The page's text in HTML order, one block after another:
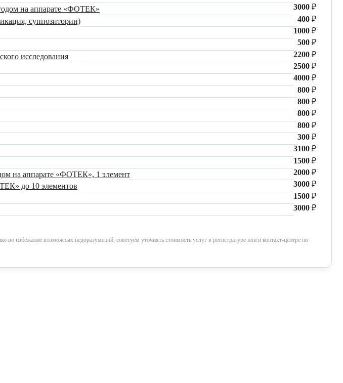
на аппарате «ФОТЕК» 3000 ₽
суппозитории) 400 ₽
1000 ₽
500 ₽
исследования 2200 ₽
2500 ₽
4000 ₽
800 ₽
800 ₽
800 ₽
800 ₽
300 ₽
3100 ₽
1500 ₽
на аппарате «ФОТЕК», 1 элемент 2000 ₽
до 10 элементов 3000 ₽
1500 ₽
3000 ₽
избежание возможных недоразумений, советуем уточнять стоимость услуг в регистратуре или в контакт-центре по